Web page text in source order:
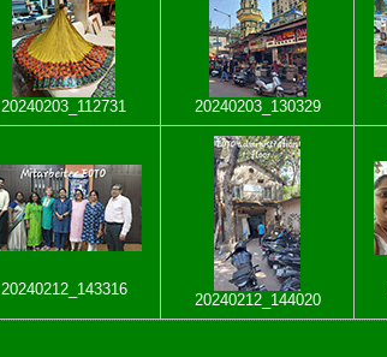
20240203_112731 20240203_130329
20240212_143316
20240212_144020